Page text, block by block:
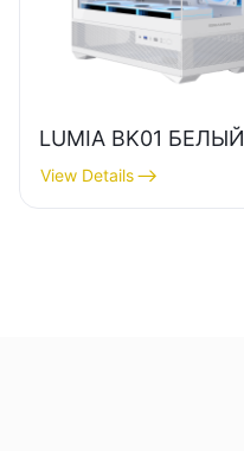
LUMIA BK01 БЕЛЫЙ
View Details